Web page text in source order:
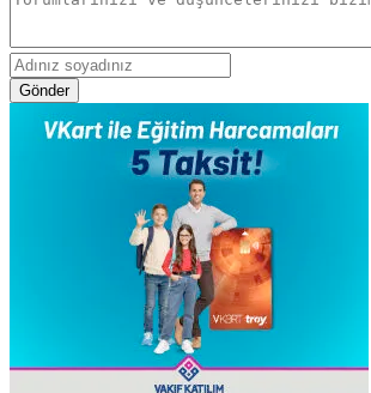
Gönder